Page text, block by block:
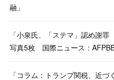
融」
「小泉氏、「ステマ」認め謝
写真5枚 国際ニュース：AFPBB
「コラム：トランプ関税、近